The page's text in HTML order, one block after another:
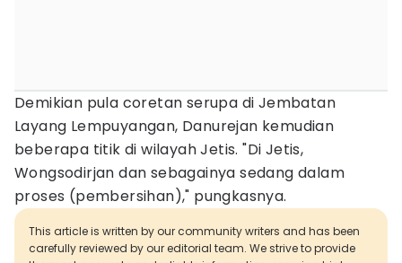
Demikian pula coretan serupa di Jembatan
Layang Lempuyangan, Danurejan kemudian
beberapa titik di wilayah Jetis. "Di Jetis,
Wongsodirjan dan sebagainya sedang dalam
proses (pembersihan)," pungkasnya.
This article is written by our community writers and has been
carefully reviewed by our editorial team. We strive to provide